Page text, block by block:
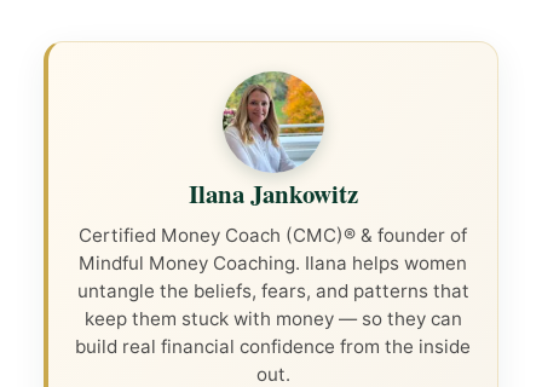
Ilana Jankowitz
Certified Money Coach (CMC)® & founder of
Mindful Money Coaching. Ilana helps women
untangle the beliefs, fears, and patterns that
keep them stuck with money — so they can
build real financial confidence from the inside
out.